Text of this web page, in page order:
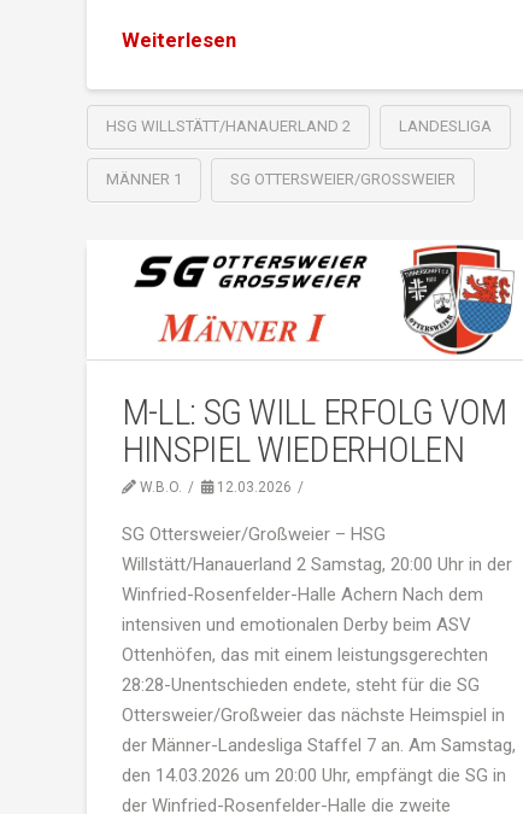
Weiterlesen
HSG WILLSTÄTT/HANAUERLAND 2 LANDESLIGA
MÄNNER 1 SG OTTERSWEIER/GROSSWEIER
M-LL: SG WILL ERFOLG VOM
HINSPIEL WIEDERHOLEN
W.B.O. 12.03.2026
SG Ottersweier/Großweier – HSG
Willstätt/Hanauerland 2 Samstag, 20:00 Uhr in der
Winfried-Rosenfelder-Halle Achern Nach dem
intensiven und emotionalen Derby beim ASV
Ottenhöfen, das mit einem leistungsgerechten
28:28-Unentschieden endete, steht für die SG
Ottersweier/Großweier das nächste Heimspiel in
der Männer-Landesliga Staffel 7 an. Am Samstag,
den 14.03.2026 um 20:00 Uhr, empfängt die SG in
der Winfried-Rosenfelder-Halle die zweite